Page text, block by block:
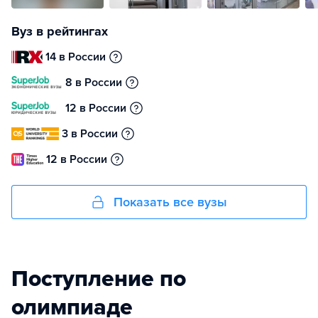
Вуз в рейтингах
14 в России
8 в России
12 в России
3 в России
12 в России
Показать все вузы
Поступление по
олимпиаде